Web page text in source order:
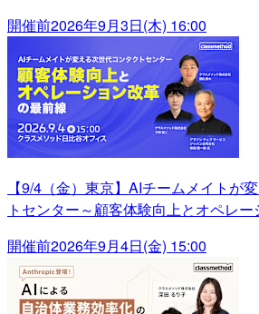
開催前2026年9月3日(木) 16:00
【9/4（金）東京】AIチームメイトが
トセンター～顧客体験向上とオペレ
開催前2026年9月4日(金) 15:00